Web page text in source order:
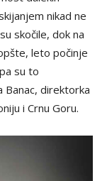
nikad ne
skočile, dok na
leto počinje
su to
Banac, direktorka
i Crnu Goru.